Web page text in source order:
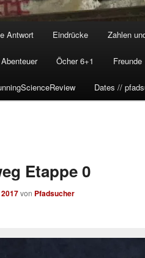
Antwort Eindrücke Zahlen
Öcher 6+1 Freunde
Dates //
Etappe 0
von Pfadsucher